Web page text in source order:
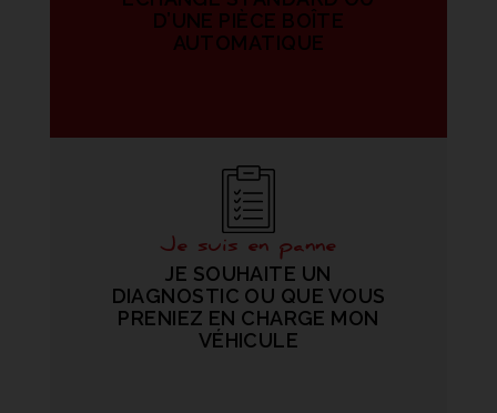
D’UNE PIÈCE BOÎTE
AUTOMATIQUE
Je suis en panne
JE SOUHAITE UN
DIAGNOSTIC OU QUE VOUS
PRENIEZ EN CHARGE MON
VÉHICULE